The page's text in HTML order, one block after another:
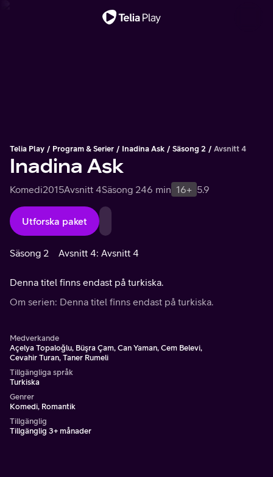
Telia Play Program & Serier Inadina Ask Säsong 2 Avsnitt 4
Inadina Ask
Komedi2015Avsnitt 4Säsong 246 min 16+ 5.9
Utforska paket
Säsong 2 Avsnitt 4: Avsnitt 4
Denna titel finns endast på turkiska.
Om serien: Denna titel finns endast på turkiska.
Medverkande
Açelya Topaloğlu, Büşra Çam, Can Yaman, Cem Belevi,
Cevahir Turan, Taner Rumeli
Tillgängliga språk
Turkiska
Genrer
Komedi, Romantik
Tillgänglig
Tillgänglig 3+ månader